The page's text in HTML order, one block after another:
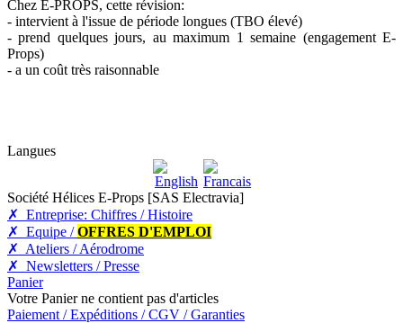
Chez E-PROPS, cette révision:
- intervient à l'issue de période longues (TBO élevé)
- prend quelques jours, au maximum 1 semaine (engagement E-
Props)
- a un coût très raisonnable
Langues
Société Hélices E-Props [SAS Electravia]
✗ Entreprise: Chiffres / Histoire
✗ Equipe /OFFRES D'EMPLOI
✗ Ateliers / Aérodrome
✗ Newsletters / Presse
Panier
Votre Panier ne contient pas d'articles
Paiement / Expéditions / CGV / Garanties